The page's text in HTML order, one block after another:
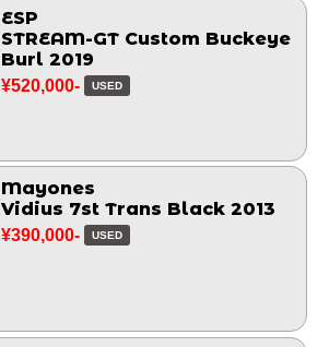
ESP
STREAM-GT Custom Buckeye
Burl 2019
¥520,000- USED
Mayones
Vidius 7st Trans Black 2013
¥390,000- USED